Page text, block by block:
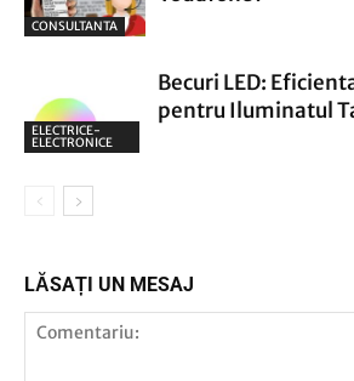
CONSULTANTA
ELECTRICE-
ELECTRONICE
Becuri LED:
pentru Iluminatul
LĂSAȚI UN MESAJ